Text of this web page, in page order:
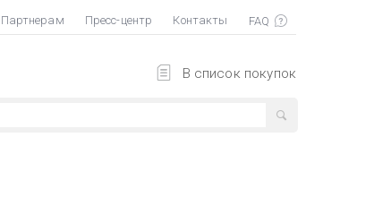
Партнерам Пресс-центр Контакты
В список покупок